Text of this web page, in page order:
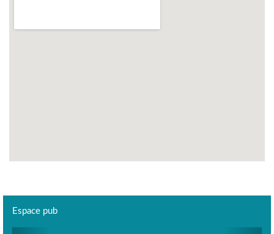
Espace pub